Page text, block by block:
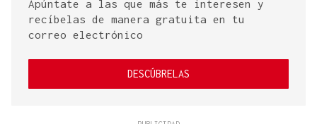
Apúntate a las que más te interesen y
recíbelas de manera gratuita en tu
correo electrónico
DESCÚBRELAS